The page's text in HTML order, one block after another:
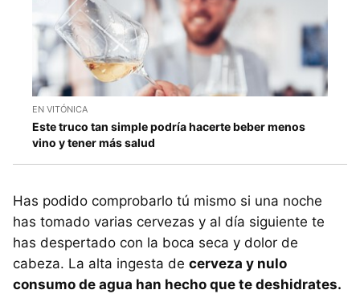
EN VITÓNICA
Este truco tan simple podría hacerte beber menos
vino y tener más salud
Has podido comprobarlo tú mismo si una noche
has tomado varias cervezas y al día siguiente te
has despertado con la boca seca y dolor de
cabeza. La alta ingesta de cerveza y nulo
consumo de agua han hecho que te deshidrates.